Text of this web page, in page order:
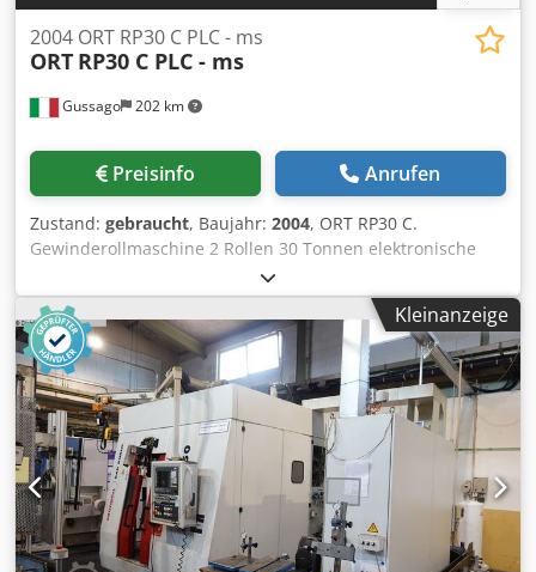
Gussago 202 km
2004 ORT RP30 C PLC - ms
ORT RP30 C PLC - ms
Preisinfo Anrufen
Zustand: gebraucht, Baujahr: 2004, ORT RP30 C.
Gewinderollmaschine 2 Rollen 30 Tonnen elektronische
Steuerung von Geschwindigkeit und Position. Bürstenlose
Motoren für die Drehung der Rollen Möglichkeit, sich die
Parameter für das Stück zu merken. Dedpfx Aoyzt T
Tekvewa Die Maschine ist in unserem Lager in Gussago BS,
unter Strom Probelauf möglich Mimu Werkzeugmaschinen
Das Gewindrollen / Walzen ist eine mechanische
Verarbeitung ohne Spanabfuhr, die kalt oder heiß
durchgeführt werden kann als Ziel die Verbesserung der
Oberflächenbeschaffenheit (daher das apathische
Verhalten des Materials. Leistung (Tonne): 30 Anzahl der
Walzen: 2 SPS: Ja
Kleinanzeige